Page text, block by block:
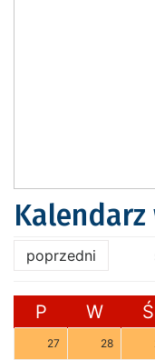
poprzedni
P W Ś
27 28